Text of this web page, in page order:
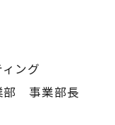
ング
部 事業部長